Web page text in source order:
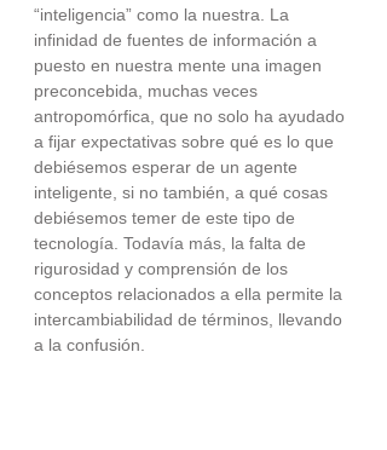
“inteligencia” como la nuestra. La
infinidad de fuentes de información a
puesto en nuestra mente una imagen
preconcebida, muchas veces
antropomórfica, que no solo ha ayudado
a fijar expectativas sobre qué es lo que
debiésemos esperar de un agente
inteligente, si no también, a qué cosas
debiésemos temer de este tipo de
tecnología. Todavía más, la falta de
rigurosidad y comprensión de los
conceptos relacionados a ella permite la
intercambiabilidad de términos, llevando
a la confusión.